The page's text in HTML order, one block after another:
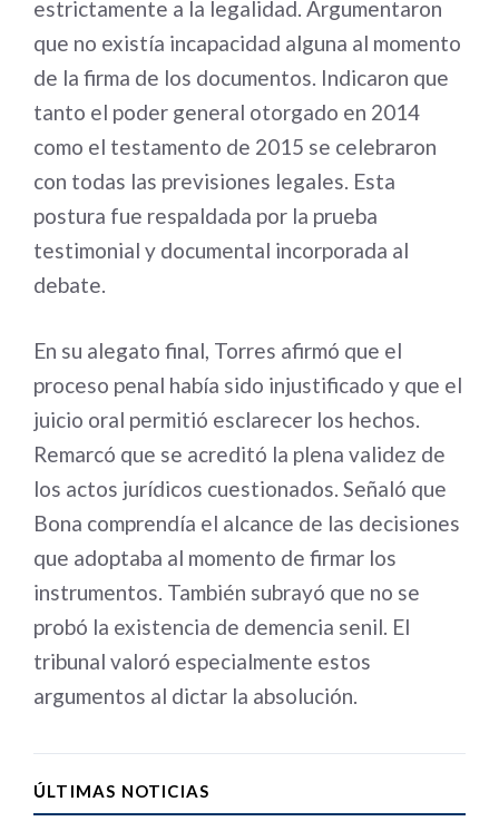
estrictamente a la legalidad. Argumentaron
que no existía incapacidad alguna al momento
de la firma de los documentos. Indicaron que
tanto el poder general otorgado en 2014
como el testamento de 2015 se celebraron
con todas las previsiones legales. Esta
postura fue respaldada por la prueba
testimonial y documental incorporada al
debate.
En su alegato final, Torres afirmó que el
proceso penal había sido injustificado y que el
juicio oral permitió esclarecer los hechos.
Remarcó que se acreditó la plena validez de
los actos jurídicos cuestionados. Señaló que
Bona comprendía el alcance de las decisiones
que adoptaba al momento de firmar los
instrumentos. También subrayó que no se
probó la existencia de demencia senil. El
tribunal valoró especialmente estos
argumentos al dictar la absolución.
ÚLTIMAS NOTICIAS